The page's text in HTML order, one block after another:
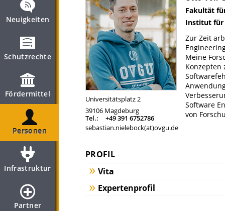
Neuigkeiten
Schutzrechte
Fördermittel
Personen
Infrastruktur
Partner
Universitätsplatz 2
39106 Magdeburg
Tel.:
+49 391 6752786
sebastian.nielebock(at)ovgu.de
Fakultät
Institut für
Zur Zeit
Meine
Konzepten
Software
von
PROFIL
Vita
Expertenprofil